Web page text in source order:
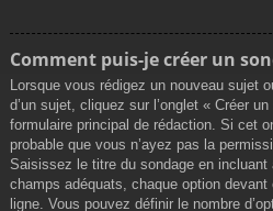
Comment puis-je créer un
Lorsque vous rédigez un nouveau sujet
d’un sujet, cliquez sur l’onglet « Créer
formulaire principal de rédaction. Si cet
probable que vous n’ayez pas la
Saisissez le titre du sondage en
champs adéquats, chaque option
ligne. Vous pouvez définir le nombre